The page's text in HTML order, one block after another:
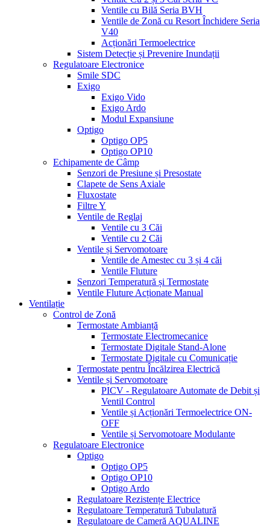
Ventile cu Bilă Seria BVH
Ventile de Zonă cu Resort Închidere Seria
V40
Acționări Termoelectrice
Sistem Detecție și Prevenire Inundații
Regulatoare Electronice
Smile SDC
Exigo
Exigo Vido
Exigo Ardo
Modul Expansiune
Optigo
Optigo OP5
Optigo OP10
Echipamente de Câmp
Senzori de Presiune și Presostate
Clapete de Sens Axiale
Fluxostate
Filtre Y
Ventile de Reglaj
Ventile cu 3 Căi
Ventile cu 2 Căi
Ventile și Servomotoare
Ventile de Amestec cu 3 și 4 căi
Ventile Fluture
Senzori Temperatură și Termostate
Ventile Fluture Acționate Manual
Ventilație
Control de Zonă
Termostate Ambianță
Termostate Electromecanice
Termostate Digitale Stand-Alone
Termostate Digitale cu Comunicație
Termostate pentru Încălzirea Electrică
Ventile și Servomotoare
PICV - Regulatoare Automate de Debit și
Ventil Control
Ventile și Acționări Termoelectrice ON-
OFF
Ventile și Servomotoare Modulante
Regulatoare Electronice
Optigo
Optigo OP5
Optigo OP10
Optigo Ardo
Regulatoare Rezistențe Electrice
Regulatoare Temperatură Tubulatură
Regulatoare de Cameră AQUALINE